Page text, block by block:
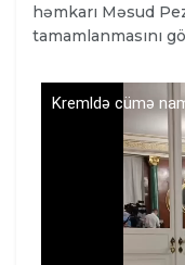
həmkarı Məsud
tamamlanmasını